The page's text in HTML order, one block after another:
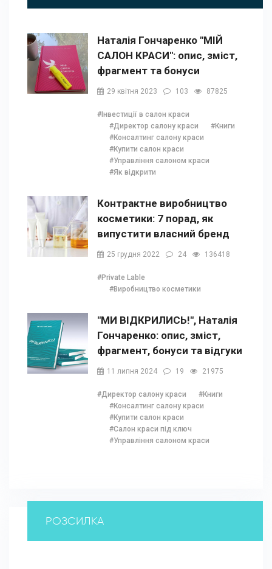
Наталія Гончаренко "МІЙ
САЛОН КРАСИ": опис, зміст,
фрагмент та бонуси
29 квітня 2023 103 87825
#Інвестиції в салон краси
#Директор салону краси
#Книги
#Консалтинг салону краси
#Купити салон краси
#Управління салоном краси
#Як відкрити
Контрактне виробництво
косметики: 7 порад, як
випустити власний бренд
25 грудня 2022 24 136418
#Private Lable
#Виробництво косметики
"МИ ВІДКРИЛИСЬ!", Наталія
Гончаренко: опис, зміст,
фрагмент, бонуси та відгуки
11 липня 2024 19 21975
#Директор салону краси
#Книги
#Консалтинг салону краси
#Купити салон краси
#Салон краси під ключ
#Управління салоном краси
РОЗСИЛКА